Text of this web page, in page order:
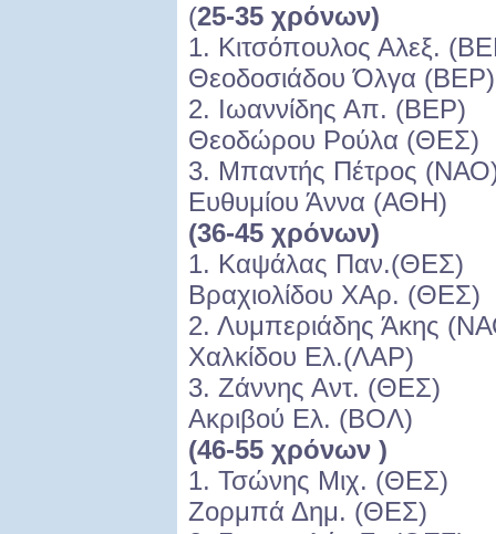
(25-35 χρόνων)
1.
Θεοδοσιάδου Όλγα (ΒΕΡ)
2.
Θεοδώρου Ρούλα (ΘΕΣ)
3. Μπαντής
Ευθυμίου Άννα (ΑΘΗ)
(36-45 χρόνων)
1.
Βραχιολίδου ΧΑρ. (ΘΕΣ)
2.
Χαλκίδου Ελ.(ΛΑΡ)
3. Ζάννης
Ακριβού Ελ. (ΒΟΛ)
(46-55 χρόνων )
1. Τσώνης
Ζορμπά Δημ. (ΘΕΣ)